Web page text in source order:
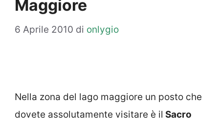
Maggiore
6 Aprile 2010 di onlygio
Nella zona del lago maggiore un posto che
dovete assolutamente visitare è il Sacro